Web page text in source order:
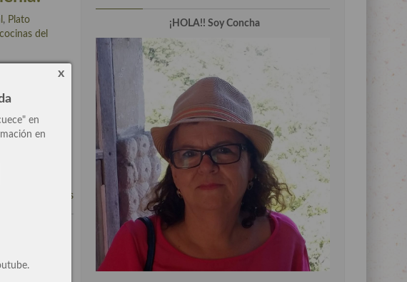
, Plato
del
súper rica
y
Leer más
4 Comentarios
de
¡HOLA!! Soy Concha
x
en
en